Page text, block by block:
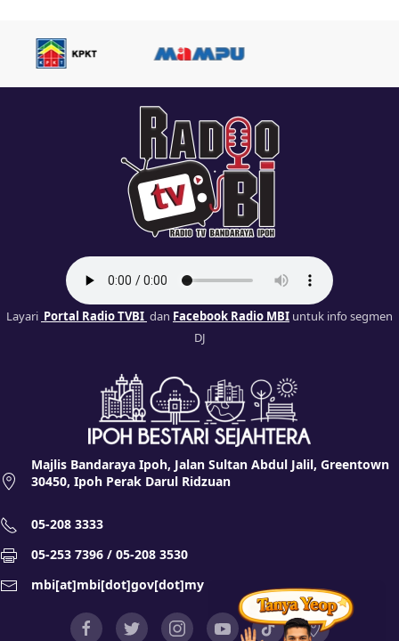
Layari Portal Radio TVBI dan Facebook Radio MBI untuk info segmen
DJ
Majlis Bandaraya Ipoh, Jalan Sultan Abdul Jalil, Greentown
30450, Ipoh Perak Darul Ridzuan
05-208 3333
05-253 7396 / 05-208 3530
mbi[at]mbi[dot]gov[dot]my